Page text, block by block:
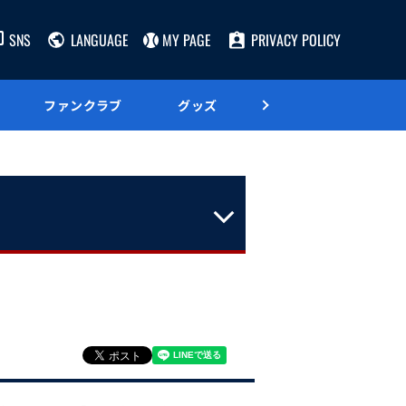
SNS LANGUAGE MY PAGE PRIVACY POLICY
ファンクラブ グッズ